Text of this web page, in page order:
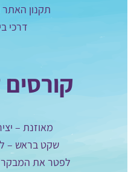
תקנון האתר
דרכי
קורסים
מאוזנת –
שקט בראש –
לפטר את